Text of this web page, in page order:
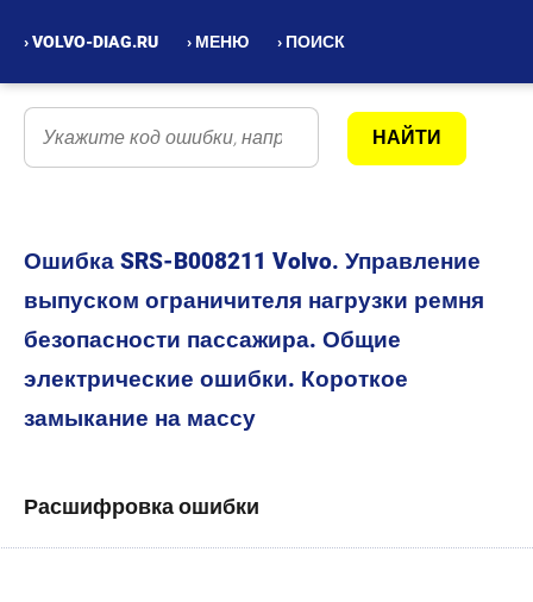
› VOLVO-DIAG.RU › МЕНЮ › ПОИСК
Ошибка SRS-B008211 Volvo. Управление
выпуском ограничителя нагрузки ремня
безопасности пассажира. Общие
электрические ошибки. Короткое
замыкание на массу
Расшифровка ошибки